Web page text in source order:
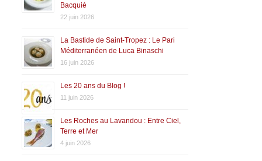
Bacquié
22 juin 2026
La Bastide de Saint-Tropez : Le Pari
Méditerranéen de Luca Binaschi
16 juin 2026
Les 20 ans du Blog !
11 juin 2026
Les Roches au Lavandou : Entre Ciel,
Terre et Mer
4 juin 2026